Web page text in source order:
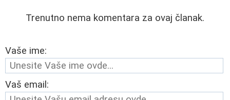
Trenutno nema komentara za ovaj članak.
Vaše ime:
Vaš email: